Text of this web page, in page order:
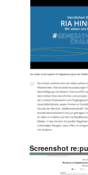
Screenshot